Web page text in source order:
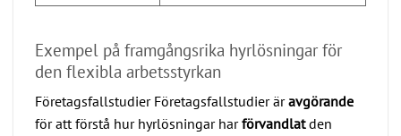
Exempel på framgångsrika hyrlösningar för
den flexibla arbetsstyrkan
Företagsfallstudier Företagsfallstudier äravgörande
för att förstå hur hyrlösningar harförvandlatden